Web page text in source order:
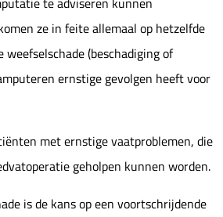
ze in feite allemaal op hetzelfde
weefselschade (beschadiging of
ernstige gevolgen heeft voor
met ernstige vaatproblemen, die
geholpen kunnen worden.
is de kans op een voortschrijdende